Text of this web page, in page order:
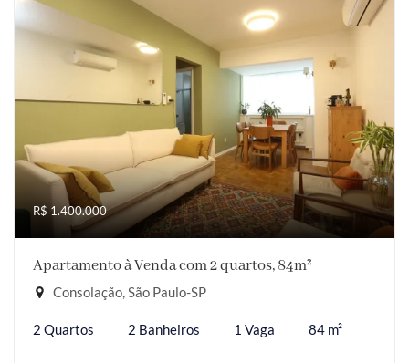
R$ 1.400.000
Apartamento à Venda com 2 quartos, 84m²
Consolação, São Paulo-SP
2 Quartos 2 Banheiros 1 Vaga 84 m²